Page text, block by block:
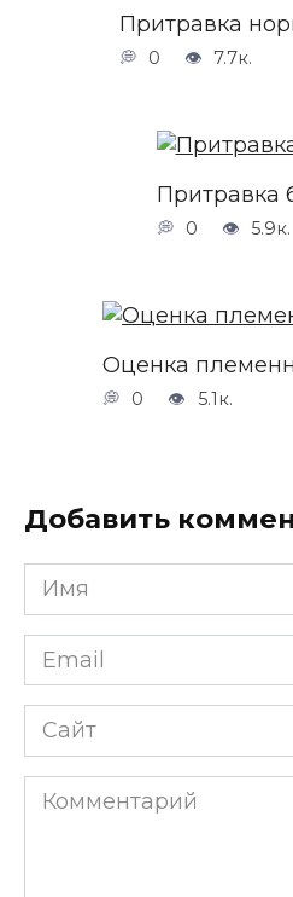
Притравка
0 7.7к.
Притравка
0 5.9к.
Оценка
0 5.1к.
Добавить
Имя
Email
*
Сайт
Комментарий